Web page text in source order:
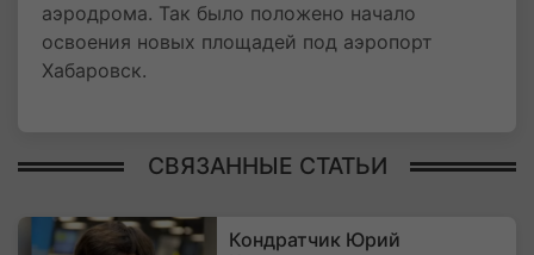
аэродрома. Так было положено начало
освоения новых площадей под аэропорт
Хабаровск.
СВЯЗАННЫЕ СТАТЬИ
Кондратчик Юрий